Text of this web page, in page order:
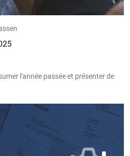
l'année passée et présenter de